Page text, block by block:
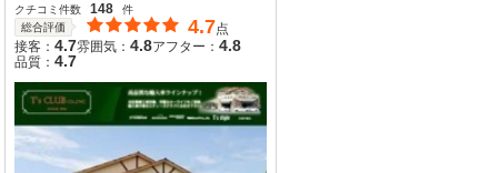
クチコミ件数 148
件
総合評価
4.7点
接客： 4.7雰囲気： 4.8アフター： 4.8
品質： 4.7